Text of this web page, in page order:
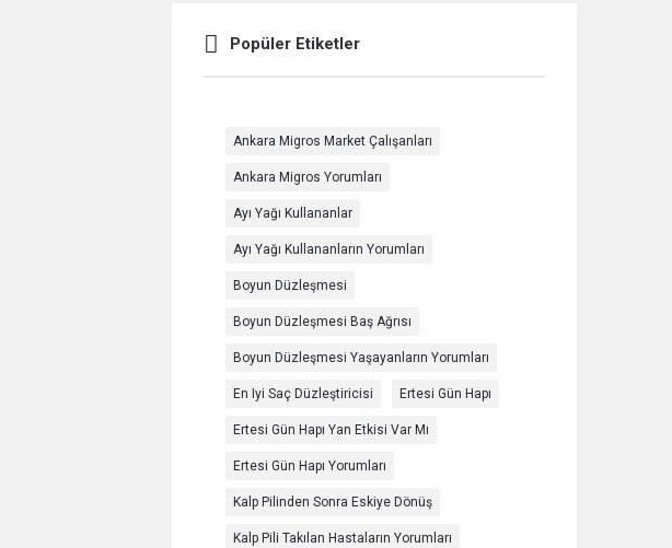
Popüler Etiketler
Ankara Migros Market Çalışanları
Ankara Migros Yorumları
Ayı Yağı Kullananlar
Ayı Yağı Kullananların Yorumları
Boyun Düzleşmesi
Boyun Düzleşmesi Baş Ağrısı
Boyun Düzleşmesi Yaşayanların Yorumları
En Iyi Saç Düzleştiricisi Ertesi Gün Hapı
Ertesi Gün Hapı Yan Etkisi Var Mı
Ertesi Gün Hapı Yorumları
Kalp Pilinden Sonra Eskiye Dönüş
Kalp Pili Takılan Hastaların Yorumları